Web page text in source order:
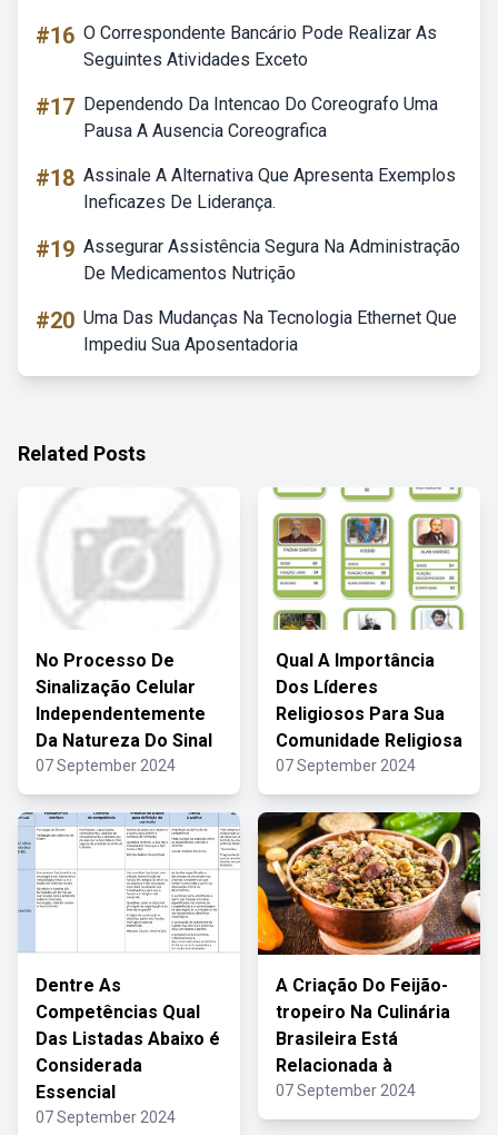
#16 O Correspondente Bancário Pode Realizar As
Seguintes Atividades Exceto
#17 Dependendo Da Intencao Do Coreografo Uma
Pausa A Ausencia Coreografica
#18 Assinale A Alternativa Que Apresenta Exemplos
Ineficazes De Liderança.
#19 Assegurar Assistência Segura Na Administração
De Medicamentos Nutrição
#20 Uma Das Mudanças Na Tecnologia Ethernet Que
Impediu Sua Aposentadoria
Related Posts
No Processo De
Sinalização Celular
Independentemente
Da Natureza Do Sinal
07 September 2024
Qual A Importância
Dos Líderes
Religiosos Para Sua
Comunidade Religiosa
07 September 2024
Dentre As
Competências Qual
Das Listadas Abaixo é
Considerada
Essencial
07 September 2024
A Criação Do Feijão-
tropeiro Na Culinária
Brasileira Está
Relacionada à
07 September 2024